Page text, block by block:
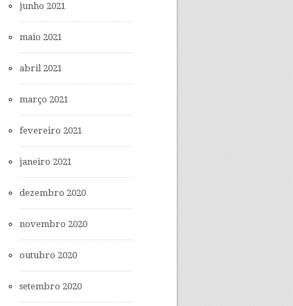
junho 2021
maio 2021
abril 2021
março 2021
fevereiro 2021
janeiro 2021
dezembro 2020
novembro 2020
outubro 2020
setembro 2020